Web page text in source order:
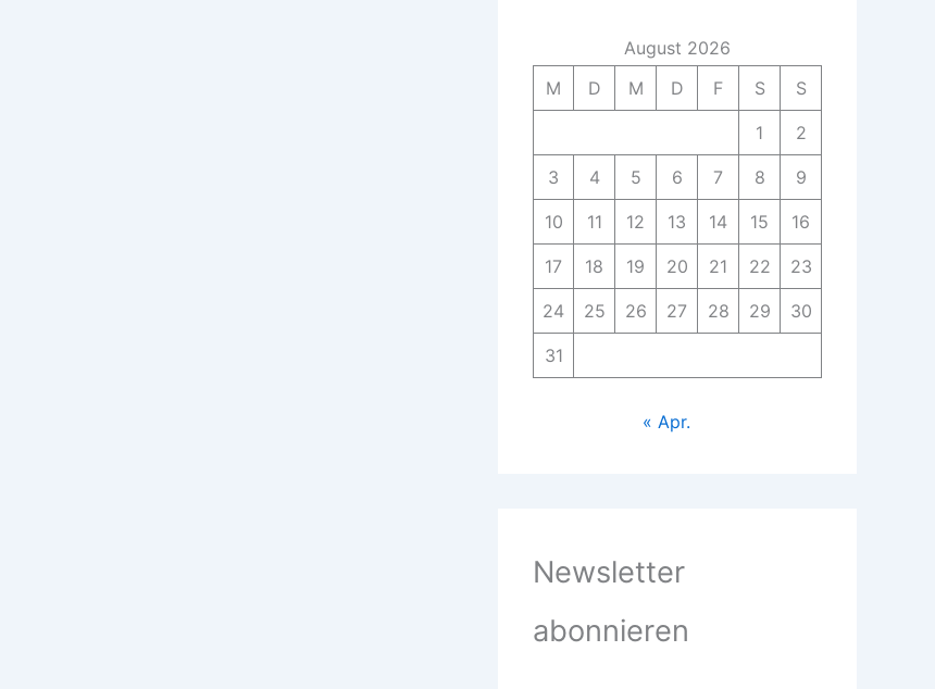
August 2026
M
D M D F S S
1 2
3 4 5 6 7 8 9
10 11 12 13 14 15 16
17 18 19 20 21 22 23
24 25 26 27 28 29 30
31
« Apr.
Newsletter
abonnieren